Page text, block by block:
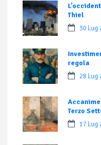
Thiel
30 Lug
regola
28 Lug
Terzo
17 Lug